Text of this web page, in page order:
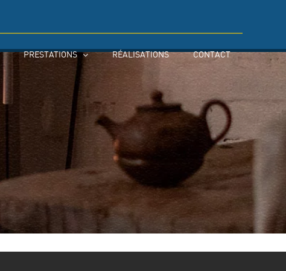
PRESTATIONS RÉALISATIONS CONTACT